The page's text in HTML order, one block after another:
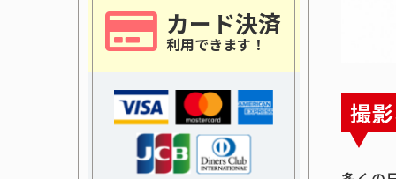
撮
カード決済
利用できます！